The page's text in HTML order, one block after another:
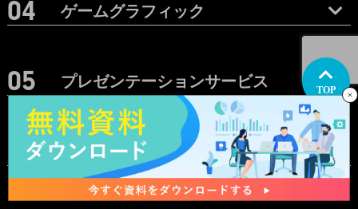
TOP
ゲームグラフィック
プレゼンテーションサービス
ムービー